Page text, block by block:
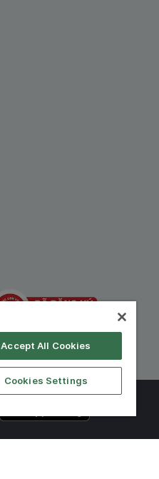
Accept All Cookies
Cookies Settings